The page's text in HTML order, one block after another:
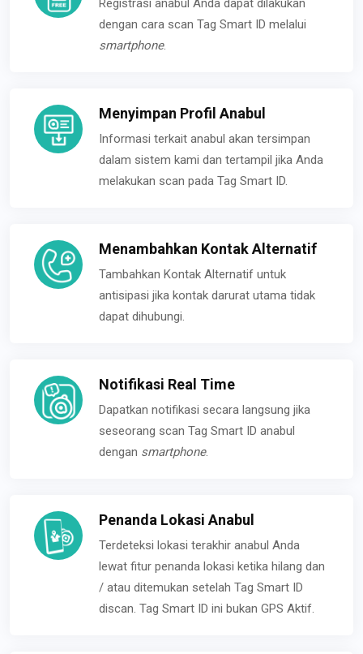
Registrasi anabul Anda dapat dilakukan
dengan cara scan Tag Smart ID melalui
smartphone.
Menyimpan Profil Anabul
Informasi terkait anabul akan tersimpan
dalam sistem kami dan tertampil jika Anda
melakukan scan pada Tag Smart ID.
Menambahkan Kontak Alternatif
Tambahkan Kontak Alternatif untuk
antisipasi jika kontak darurat utama tidak
dapat dihubungi.
Notifikasi Real Time
Dapatkan notifikasi secara langsung jika
seseorang scan Tag Smart ID anabul
dengan smartphone.
Penanda Lokasi Anabul
Terdeteksi lokasi terakhir anabul Anda
lewat fitur penanda lokasi ketika hilang dan
/ atau ditemukan setelah Tag Smart ID
discan. Tag Smart ID ini bukan GPS Aktif.